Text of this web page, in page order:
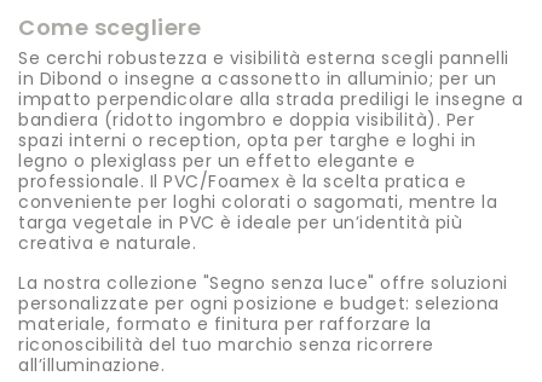
Come scegliere
Se cerchi robustezza e visibilità esterna scegli pannelli
in Dibond o insegne a cassonetto in alluminio; per un
impatto perpendicolare alla strada prediligi le insegne a
bandiera (ridotto ingombro e doppia visibilità). Per
spazi interni o reception, opta per targhe e loghi in
legno o plexiglass per un effetto elegante e
professionale. Il PVC/Foamex è la scelta pratica e
conveniente per loghi colorati o sagomati, mentre la
targa vegetale in PVC è ideale per un’identità più
creativa e naturale.
La nostra collezione "Segno senza luce" offre soluzioni
personalizzate per ogni posizione e budget: seleziona
materiale, formato e finitura per rafforzare la
riconoscibilità del tuo marchio senza ricorrere
all’illuminazione.